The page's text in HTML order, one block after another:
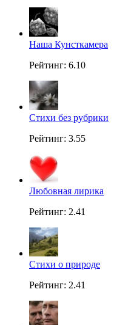
Наша Кунсткамера
Рейтинг: 6.10
Стихи без рубрики
Рейтинг: 3.55
Любовная лирика
Рейтинг: 2.41
Стихи о природе
Рейтинг: 2.41